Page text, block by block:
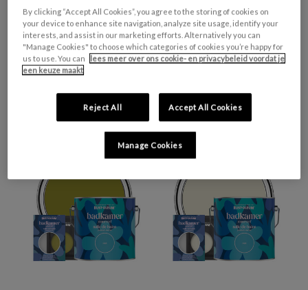
KEUKEN MUUR- EN
ROTSVAST
€0,99 - €45,00
By clicking “Accept All Cookies”, you agree to the storing of cookies on
your device to enhance site navigation, analyze site usage, identify your
interests, and assist in our marketing efforts. Alternatively you can
"Manage Cookies" to choose which categories of cookies you’re happy for
us to use. You can
lees meer over ons cookie- en privacybeleid voordat je
een keuze maakt
Reject All Accept All Cookies
Manage Cookies